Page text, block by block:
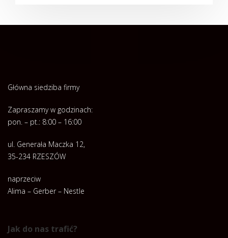
Główna siedziba firmy
Zapraszamy w godzinach:
pon. – pt.: 8:00 – 16:00
ul. Generała Maczka 12,
35-234 RZESZÓW
naprzeciw
Alima – Gerber – Nestle
Jak do nas trafić?